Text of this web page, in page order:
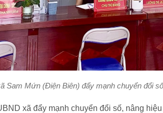
Sam Mứn (Điện Biên) đẩy mạnh chuyển đổi
xã đẩy mạnh chuyển đổi số, nâng